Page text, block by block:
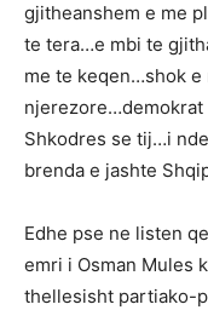
gjitheanshem e me
te tera…e mbi te
me te keqen…shok
njerezore…demokrat
Shkodres se tij…i
brenda e jashte
Edhe pse ne listen
emri i Osman Mules
thellesisht partiako-